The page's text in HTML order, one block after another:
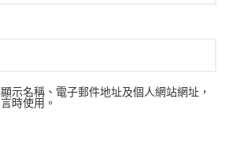
示名稱、電子郵件地址及個人網站網址，
時使用。